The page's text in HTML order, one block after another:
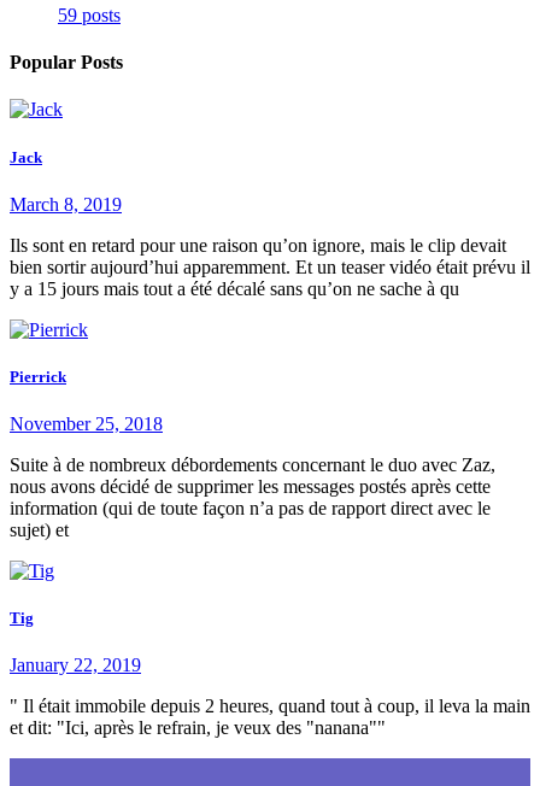
59 posts
Popular Posts
Jack
March 8, 2019
Ils sont en retard pour une raison qu’on ignore, mais le clip devait
bien sortir aujourd’hui apparemment. Et un teaser vidéo était prévu il
y a 15 jours mais tout a été décalé sans qu’on ne sache à qu
Pierrick
November 25, 2018
Suite à de nombreux débordements concernant le duo avec Zaz,
nous avons décidé de supprimer les messages postés après cette
information (qui de toute façon n’a pas de rapport direct avec le
sujet) et
Tig
January 22, 2019
" Il était immobile depuis 2 heures, quand tout à coup, il leva la main
et dit: "Ici, après le refrain, je veux des "nanana""